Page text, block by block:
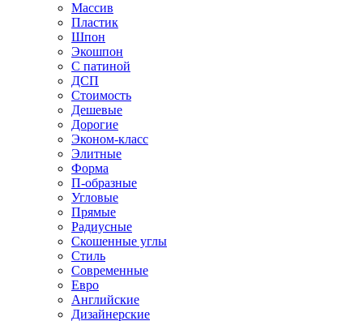
Массив
Пластик
Шпон
Экошпон
С патиной
ДСП
Стоимость
Дешевые
Дорогие
Эконом-класс
Элитные
Форма
П-образные
Угловые
Прямые
Радиусные
Скошенные углы
Стиль
Современные
Евро
Английские
Дизайнерские